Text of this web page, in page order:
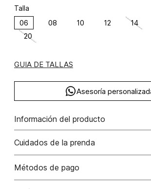
Talla
06 08 10 12 14
20
GUIA DE TALLAS
Asesoría
Información del producto
Enterizo corto tipo overol. crea un outfit
compra ya! algodón 100%
Cuidados de la prenda
Lavar con colores similares. no secar en
Métodos de pago